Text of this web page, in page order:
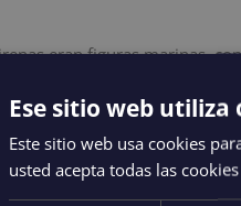
eran figuras marinas,
la imagen común que
atribuido una irresistible voz
las sirenas
y los héroes que
Ese sitio web utiliza
Este sitio web usa cookies
usted acepta todas las